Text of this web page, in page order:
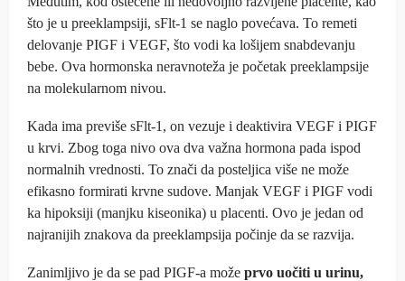
što je u preeklampsiji, sFlt-1 se naglo povećava. To remeti
delovanje PIGF i VEGF, što vodi ka lošijem snabdevanju
bebe. Ova hormonska neravnoteža je početak preeklampsije
na molekularnom nivou.
Kada ima previše sFlt-1, on vezuje i deaktivira VEGF i PIGF
u krvi. Zbog toga nivo ova dva važna hormona pada ispod
normalnih vrednosti. To znači da posteljica više ne može
efikasno formirati krvne sudove. Manjak VEGF i PIGF vodi
ka hipoksiji (manjku kiseonika) u placenti. Ovo je jedan od
najranijih znakova da preeklampsija počinje da se razvija.
Zanimljivo je da se pad PIGF-a može prvo uočiti u urinu,